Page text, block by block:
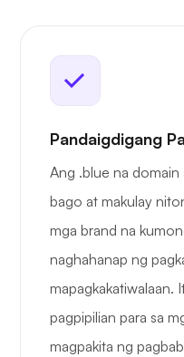
Pandaigdigang
Ang .blue na
bago at makulay
mga brand na
naghahanap ng
mapagkakatiwalaan.
pagpipilian para sa
magpakita ng